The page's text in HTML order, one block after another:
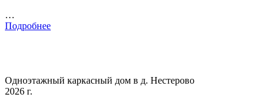
…
Подробнее
Одноэтажный каркасный дом в д. Нестерово
2026 г.